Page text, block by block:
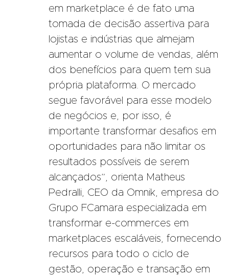
em marketplace é de fato uma
tomada de decisão assertiva para
lojistas e indústrias que almejam
aumentar o volume de vendas, além
dos benefícios para quem tem sua
própria plataforma. O mercado
segue favorável para esse modelo
de negócios e, por isso, é
importante transformar desafios em
oportunidades para não limitar os
resultados possíveis de serem
alcançados”, orienta Matheus
Pedralli, CEO da Omnik, empresa do
Grupo FCamara especializada em
transformar e-commerces em
marketplaces escaláveis, fornecendo
recursos para todo o ciclo de
gestão, operação e transação em